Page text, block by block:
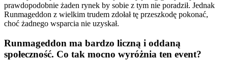
prawdopodobnie żaden rynek by sobie z tym nie poradził. Jednak
Runmageddon z wielkim trudem zdołał tę przeszkodę pokonać,
choć żadnego wsparcia nie uzyskał.
Runmageddon ma bardzo liczną i oddaną
społeczność. Co tak mocno wyróżnia ten event?